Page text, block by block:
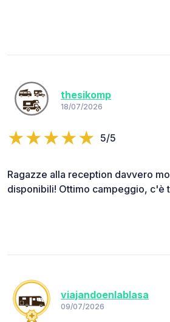
thesikomp
18/07/2026
5/5
Ragazze alla reception davvero
disponibili! Ottimo campeggio, c'è
viajandoenlablasa
09/07/2026